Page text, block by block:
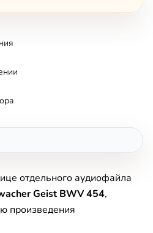
отдельного аудиофайла
Geist BWV 454,
произведения